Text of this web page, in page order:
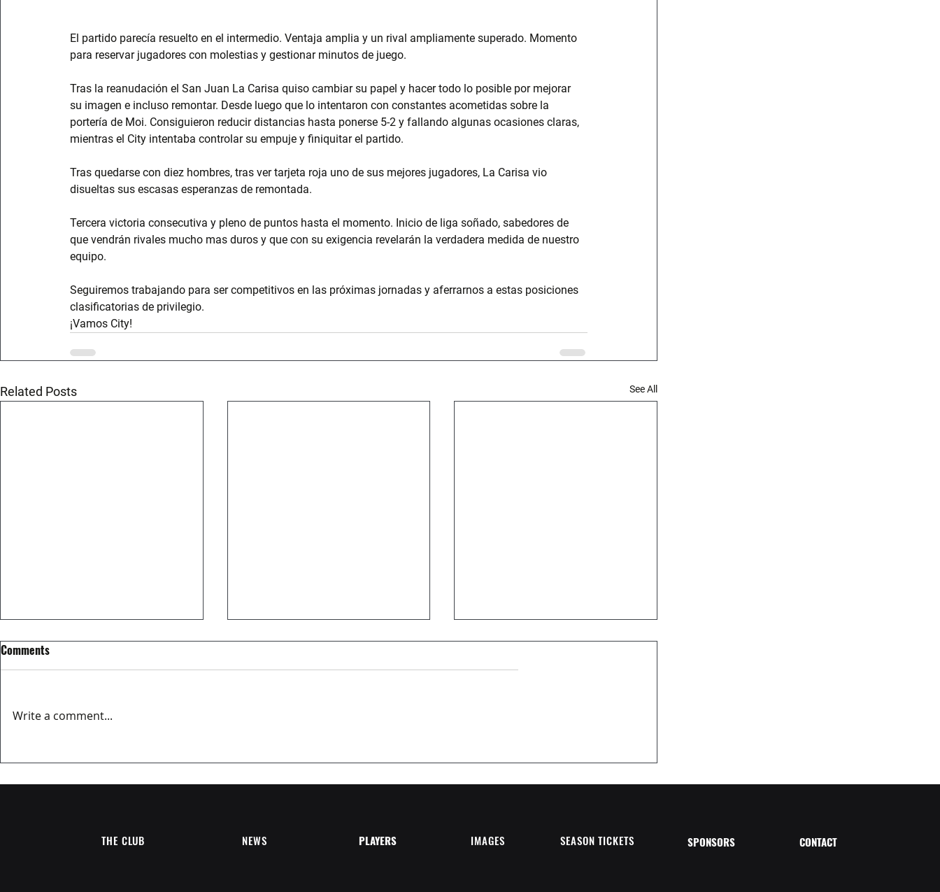
El partido parecía resuelto en el intermedio. Ventaja amplia y un rival ampliamente superado. Momento
para reservar jugadores con molestias y gestionar minutos de juego.
Tras la reanudación el San Juan La Carisa quiso cambiar su papel y hacer todo lo posible por mejorar
su imagen e incluso remontar. Desde luego que lo intentaron con constantes acometidas sobre la
portería de Moi. Consiguieron reducir distancias hasta ponerse 5-2 y fallando algunas ocasiones claras,
mientras el City intentaba controlar su empuje y finiquitar el partido.
Tras quedarse con diez hombres, tras ver tarjeta roja uno de sus mejores jugadores, La Carisa vio
disueltas sus escasas esperanzas de remontada.
Tercera victoria consecutiva y pleno de puntos hasta el momento. Inicio de liga soñado, sabedores de
que vendrán rivales mucho mas duros y que con su exigencia revelarán la verdadera medida de nuestro
equipo.
Seguiremos trabajando para ser competitivos en las próximas jornadas y aferrarnos a estas posiciones
clasificatorias de privilegio.
¡Vamos City!
Related Posts See All
MATCH REPORT OVIEDO CITY FC
EL MERCADILLO DE OVIEDO, NEW
MATCH REPORT SD COLLOTO 2-
Comments
Write a comment...
THE CLUB NEWS PLAYERS IMAGES SEASON TICKETS SPONSORS CONTACT